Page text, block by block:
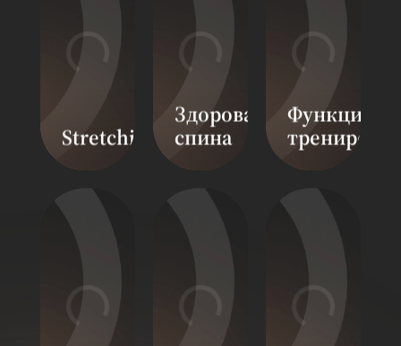
Stretching
Здоровая
спина тренировка